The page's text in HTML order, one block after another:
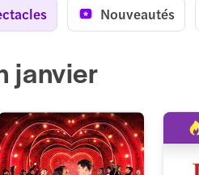
Nouveautés
janvier